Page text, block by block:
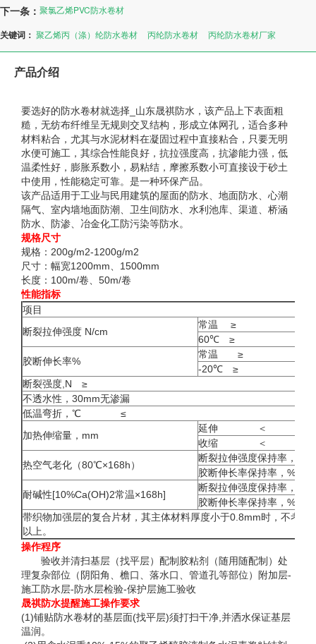
下一条： 聚氯乙烯PVC防水卷材
关键词： 聚乙烯丙（涤）纶防水卷材 丙纶防水卷材 丙纶防水卷材厂家
产品介绍
要选好的防水卷材就选择_山东晟祺防水，该产品上下表面粗
糙，无纺布纤维呈无规则交叉结构，形成立体网孔，适合多种
材料粘合，尤其与水泥材料在凝固过程中直接粘合，只要无明
水便可施工，其综合性能良好，抗拉强度高，抗渗能力强，低
温柔性好，膨胀系数小，易粘结，摩擦系数小可直接设于砂土
中使用，性能稳定可靠。是一种环保产品。
该产品适用于工业与民用建筑的屋面的防水、地面防水、心潮
隔气、室内墙地面防潮、卫生间防水、水利池库、渠道、桥涵
防水、防渗、冶金化工防污染等防水。
规格尺寸
规格：200g/m2-1200g/m2
尺寸：幅宽1200mm、1500mm
长度：100m/卷、50m/卷
性能指标
项目
断裂拉伸强度 N/cm
常温 　≥
60℃ ≥
胶断伸长率%
常温　　≥
-20℃ ≥
断裂强度,N　≥
不透水性，30mm无渗漏
低温弯折， ℃ ≤
加热伸缩量，mm
延伸　　　　＜
收缩　　　　＜
热空气老化（80℃×168h）
断裂拉伸强度保持率，%
胶断伸长率保持率，%　
耐碱性[10%Ca(OH)2常温×168h]
断裂拉伸强度保持率，%
胶断伸长率保持率，%　
带织物加强层的复合片材，其主体材料厚度小于0.8mm时，不考
以上。
操作程序
验收并清扫基层（找平层）配制胶粘剂（随用随配制）处
理复杂部位（阴阳角、檐口、落水口、管道孔等部位）附加层-
施工防水层-防水层检验-保护层施工验收
晟祺防水提醒施工操作要求
(1)铺贴防水卷材的基层面(找平层)须打扫干净,并洒水保证基层
温润。